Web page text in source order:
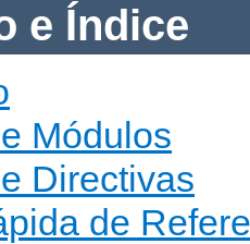
e Índice
Módulos
Directivas
de